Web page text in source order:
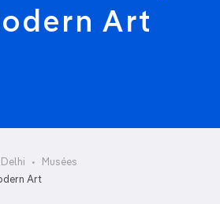
Art
Delhi
Musées
Art